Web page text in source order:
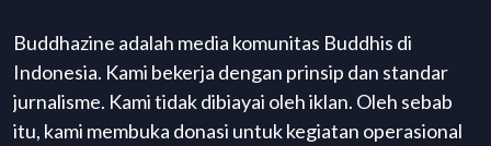
Buddhazine adalah media komunitas Buddhis di
Indonesia. Kami bekerja dengan prinsip dan standar
jurnalisme. Kami tidak dibiayai oleh iklan. Oleh sebab
itu, kami membuka donasi untuk kegiatan operasional